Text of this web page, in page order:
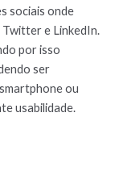
sociais onde
Twitter e LinkedIn.
por isso
ser
ou
usabilidade.